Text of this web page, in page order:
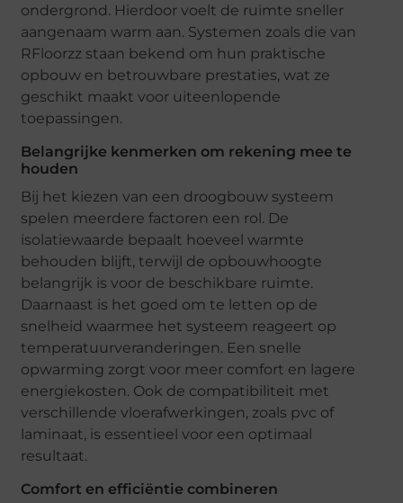
ondergrond. Hierdoor voelt de ruimte sneller
aangenaam warm aan. Systemen zoals die van
RFloorzz staan bekend om hun praktische
opbouw en betrouwbare prestaties, wat ze
geschikt maakt voor uiteenlopende
toepassingen.
Belangrijke kenmerken om rekening mee te
houden
Bij het kiezen van een droogbouw systeem
spelen meerdere factoren een rol. De
isolatiewaarde bepaalt hoeveel warmte
behouden blijft, terwijl de opbouwhoogte
belangrijk is voor de beschikbare ruimte.
Daarnaast is het goed om te letten op de
snelheid waarmee het systeem reageert op
temperatuurveranderingen. Een snelle
opwarming zorgt voor meer comfort en lagere
energiekosten. Ook de compatibiliteit met
verschillende vloerafwerkingen, zoals pvc of
laminaat, is essentieel voor een optimaal
resultaat.
Comfort en efficiëntie combineren